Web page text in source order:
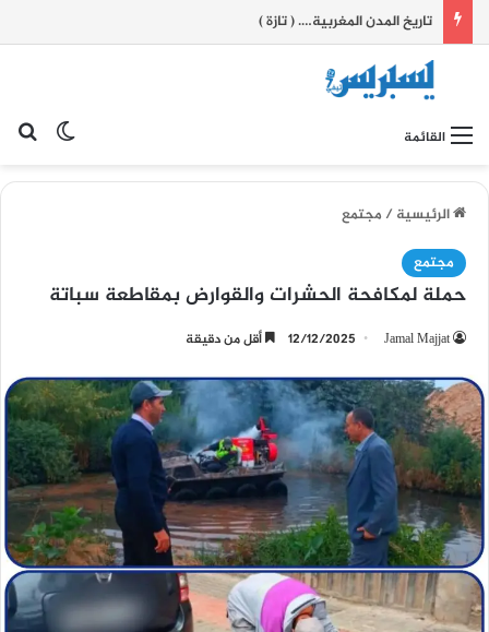
تاريخ المدن المغربية…. ( تازة )
القائمة
الرئيسية/مجتمع
مجتمع
حملة لمكافحة الحشرات والقوارض بمقاطعة سباتة
Jamal Majjat
12/12/2025 أقل من دقيقة